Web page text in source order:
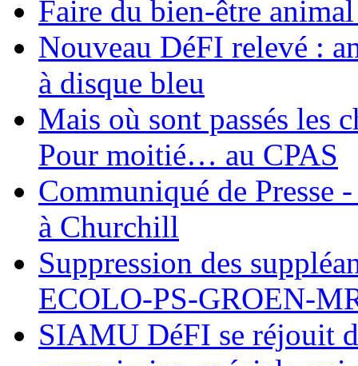
Faire du bien-être
Nouveau DéFI relevé :
à disque bleu
Mais où sont passés les
Pour moitié… au CPAS
Communiqué de Presse
à Churchill
Suppression des
ECOLO-PS-GROEN-
SIAMU DéFI se réjouit